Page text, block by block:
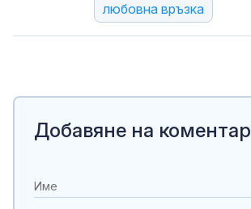
любовна връзка
Добавяне на коментар